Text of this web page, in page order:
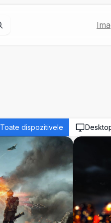
Toate dispozitivele